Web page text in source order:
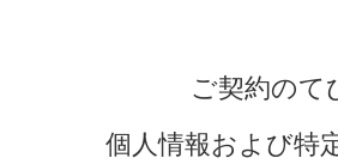
ご契約のて
個人情報および特